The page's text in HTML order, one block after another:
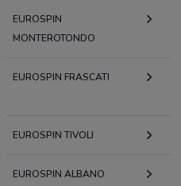
EUROSPIN
MONTEROTONDO
EUROSPIN FRASCATI
EUROSPIN TIVOLI
EUROSPIN ALBANO